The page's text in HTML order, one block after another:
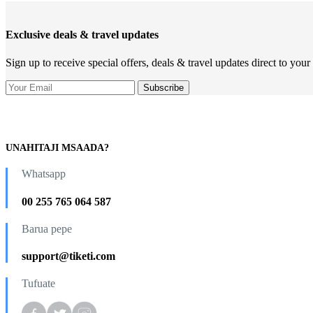
Exclusive deals & travel updates
Sign up to receive special offers, deals & travel updates direct to
UNAHITAJI MSAADA?
Whatsapp
00 255 765 064 587
Barua pepe
support@tiketi.com
Tufuate